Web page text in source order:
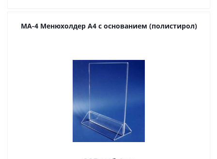
МА-4 Менюхолдер А4 с основанием (полистирол)